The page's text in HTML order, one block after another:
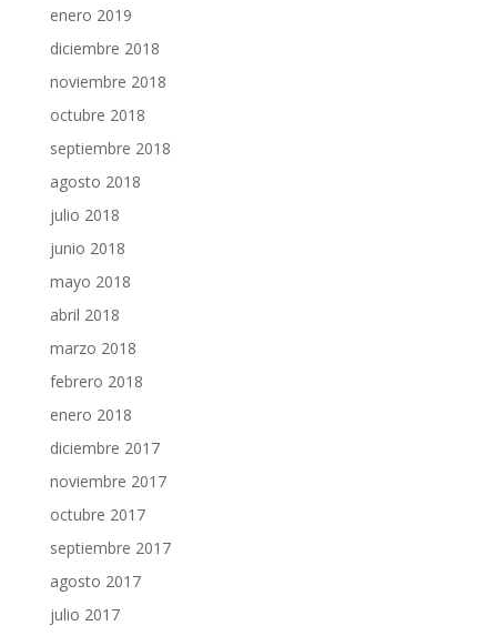
enero 2019
diciembre 2018
noviembre 2018
octubre 2018
septiembre 2018
agosto 2018
julio 2018
junio 2018
mayo 2018
abril 2018
marzo 2018
febrero 2018
enero 2018
diciembre 2017
noviembre 2017
octubre 2017
septiembre 2017
agosto 2017
julio 2017